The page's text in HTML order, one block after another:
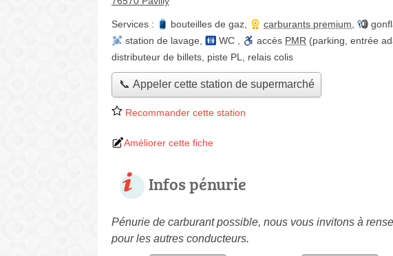
Services : bouteilles de gaz carburants premium
station de lavage
WC accès PMR (parking, entrée
distributeur de billets piste PL relais colis
📞 Appeler cette station de supermarché
Recommander cette station
Améliorer cette fiche
Infos pénurie
Pénurie de carburant possible, nous vous invitons à
pour les autres conducteurs.